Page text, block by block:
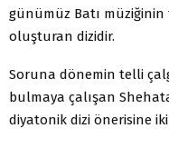
günümüz Batı
oluşturan dizidir.
Soruna dönemin telli
bulmaya çalışan
diyatonik dizi önerisine